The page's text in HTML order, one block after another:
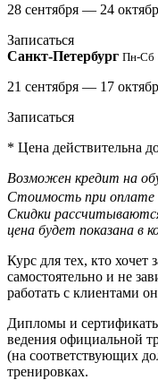
28 сентября — 24
Записаться
Санкт-Петербург Пн-Сб
21 сентября — 17
Записаться
* Цена действительна
Возможен кредит на
Стоимость при оплате
Скидки
цена будет показана в
Курс для тех, кто хочет
самостоятельно и не
работать с клиентами
Дипломы и
ведения официальной
(на соответствую­щих
тренировках.